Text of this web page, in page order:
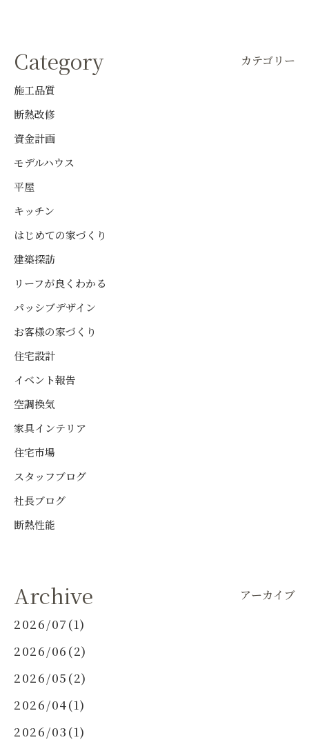
Category カテゴリー
施工品質
断熱改修
資金計画
モデルハウス
平屋
キッチン
はじめての家づくり
建築探訪
リーフが良くわかる
パッシブデザイン
お客様の家づくり
住宅設計
イベント報告
空調換気
家具インテリア
住宅市場
スタッフブログ
社長ブログ
断熱性能
Archive アーカイブ
2026/07(1)
2026/06(2)
2026/05(2)
2026/04(1)
2026/03(1)